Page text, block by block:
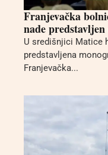
Franjevačka
nade
U središnjici Matice
predstavljena
Franjevačka...